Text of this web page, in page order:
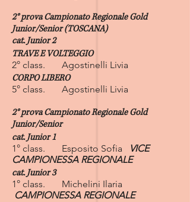
2° provaCampionato Regionale Gold
Junior/Senior (TOSCANA)
cat. Junior 2
TRAVE E VOLTEGGIO
2° class. Agostinelli Livia
CORPO LIBERO
5° class. Agostinelli Livia
2° provaCampionato Regionale Gold
Junior/Senior
cat. Junior 1
1° class. Esposito Sofia
VICE
CAMPIONESSA REGIONALE
cat. Junior 3
1° class. Michelini Ilaria
CAMPIONESSA REGIONALE